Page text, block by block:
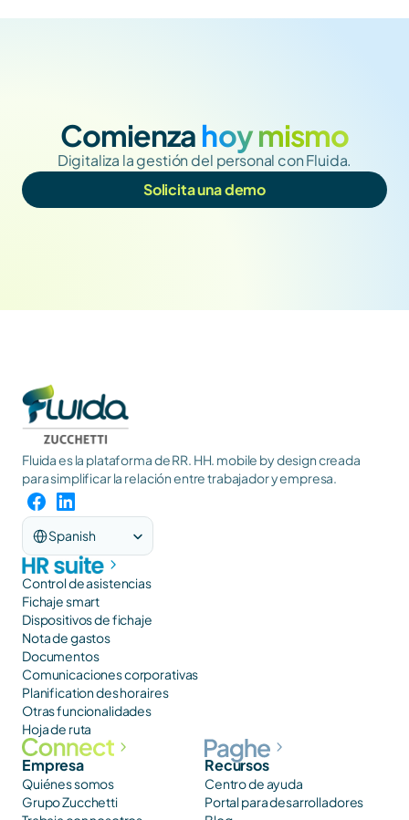
Comienza hoy mismo
Digitaliza la gestión del personal con Fluida.
Solicita una demo
Fluida es la plataforma de RR. HH. mobile by design creada
para simplificar la relación entre trabajador y empresa.
Select Language
Spanish
Control de asistencias
Fichaje smart
Dispositivos de fichaje
Nota de gastos
Documentos
Comunicaciones corporativas
Planification des horaires
Otras funcionalidades
Hoja de ruta
Empresa
Quiénes somos
Grupo Zucchetti
Recursos
Centro de ayuda
Portal para desarrolladores